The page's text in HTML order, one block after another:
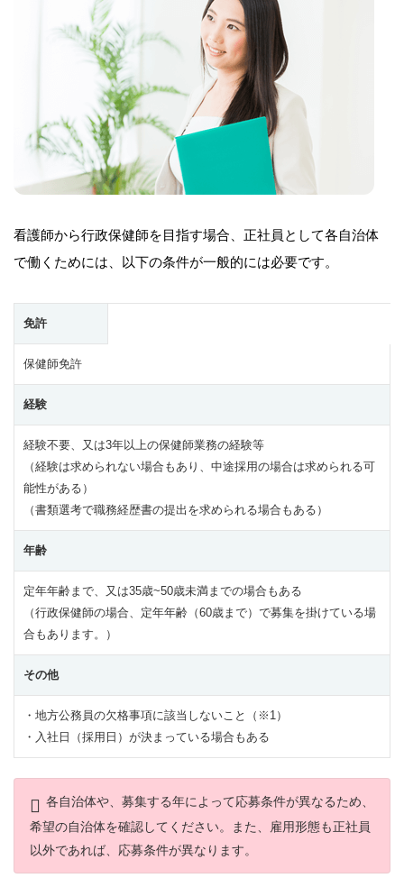
看護師から行政保健師を目指す場合、正社員として各自治体
で働くためには、以下の条件が一般的には必要です。
免許
保健師免許
経験
経験不要、又は3年以上の保健師業務の経験等
（経験は求められない場合もあり、中途採用の場合は求められる可
能性がある）
（書類選考で職務経歴書の提出を求められる場合もある）
年齢
定年年齢まで、又は35歳~50歳未満までの場合もある
（行政保健師の場合、定年年齢（60歳まで）で募集を掛けている場
合もあります。）
その他
・地方公務員の欠格事項に該当しないこと（※1）
・入社日（採用日）が決まっている場合もある
各自治体や、募集する年によって応募条件が異なるため、
希望の自治体を確認してください。また、雇用形態も正社員
以外であれば、応募条件が異なります。